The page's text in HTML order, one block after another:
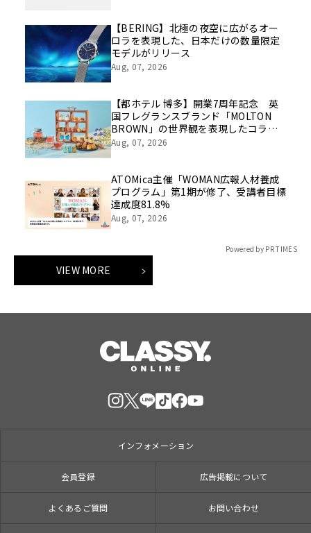
【BERING】北極の夜空に広がるオー
ロラを表現した、日本だけの数量限定
モデルがリリース
Aug, 07, 2026
【都ホテル 博多】開業7周年記念 英
国フレグランスブランド「MOLTON
BROWN」の世界観を表現したコラボ
レーションアフタヌーンティーを販売
Aug, 07, 2026
ATOMica主催「WOMAN広報人材養成
プログラム」第1期が修了、受講者目標
達成度81.8%
Aug, 07, 2026
Powered by PR TIMES
VIEW MORE
インフォメーション
会員登録 広告掲載について
よくあるご質問 お問い合わせ